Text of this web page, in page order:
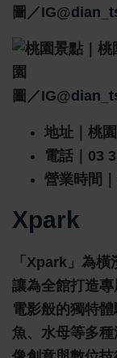
圖／IG@
圖／IG@
地址｜桃
電話｜03
營業時間
Xpark
「Xpark」為
讓為全館打造
電影般的獨特
魚、水母等多